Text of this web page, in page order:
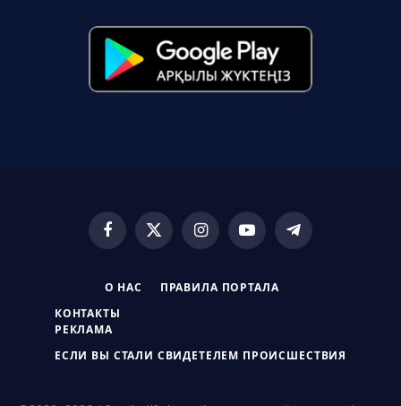
Facebook
X
InstagramYouTubeTelegram
О НАС ПРАВИЛА ПОРТАЛА
КОНТАКТЫ
РЕКЛАМА
ЕСЛИ ВЫ СТАЛИ СВИДЕТЕЛЕМ ПРОИСШЕСТВИЯ